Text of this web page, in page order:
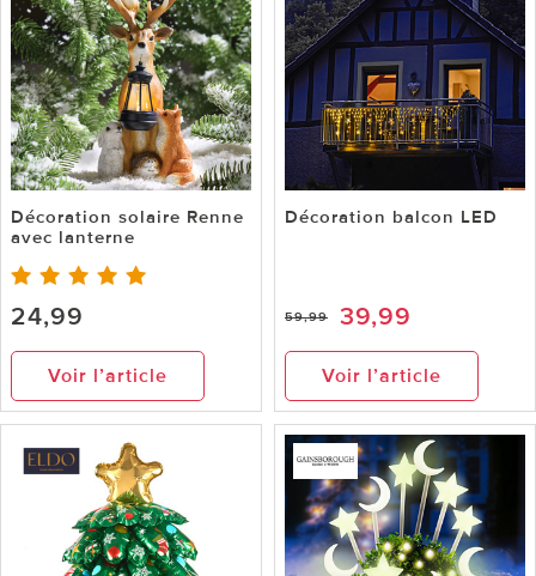
Décoration solaire Renne
avec lanterne
24,99
Voir l’article
Décoration balcon LED
59,99 39,99
Voir l’article